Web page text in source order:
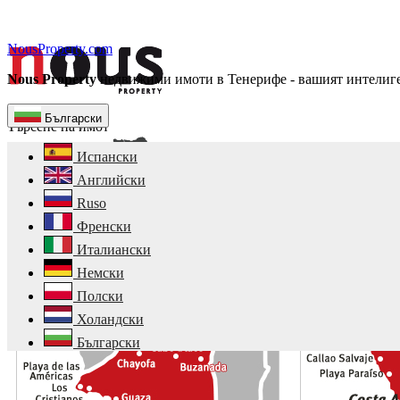
NousProperty.com
Nous Propertyнедвижими имоти в Тенерифе - вашият
Български
Испански
Английски
Ruso
Френски
Италиански
Немски
Полски
Холандски
Български
Търсене на имот